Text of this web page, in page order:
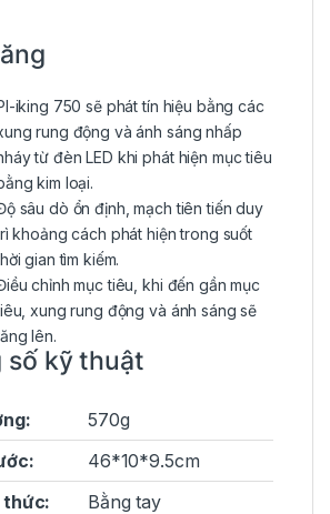
iking 750 sẽ phát tín hiệu bằng các
rung động và ánh sáng nhấp
từ đèn LED khi phát hiện mục tiêu
kim loại.
sâu dò ổn định, mạch tiên tiến duy
khoảng cách phát hiện trong suốt
gian tìm kiếm.
chỉnh mục tiêu, khi đến gần mục
xung rung động và ánh sáng sẽ
lên.
số kỹ thuật
570g
46*10*9.5cm
thức:
Bằng tay